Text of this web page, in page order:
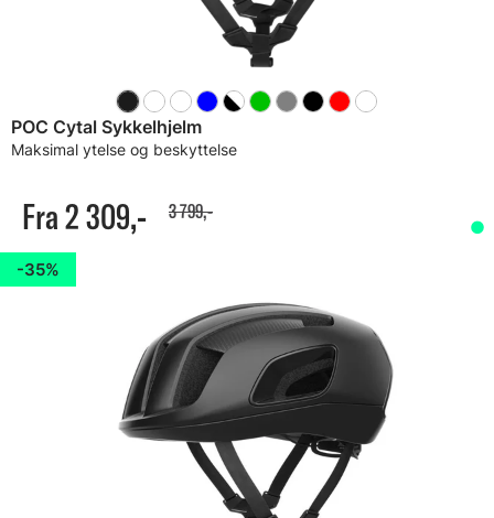
POC Cytal Sykkelhjelm
Maksimal ytelse og beskyttelse
Fra 2 309,- 3 799,-
35%